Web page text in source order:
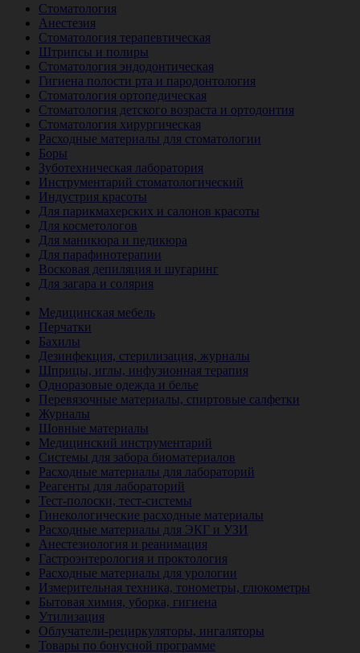
Стоматология
Анестезия
Стоматология терапевтическая
Штрипсы и полиры
Стоматология эндодонтическая
Гигиена полости рта и пародонтология
Стоматология ортопедическая
Стоматология детского возраста и ортодонтия
Стоматология хирургическая
Расходные материалы для стоматологии
Боры
Зуботехническая лаборатория
Инструментарий стоматологический
Индустрия красоты
Для парикмахерских и салонов красоты
Для косметологов
Для маникюра и педикюра
Для парафинотерапии
Восковая депиляция и шугаринг
Для загара и солярия
Медицинская мебель
Перчатки
Бахилы
Дезинфекция, стерилизация, журналы
Шприцы, иглы, инфузионная терапия
Одноразовые одежда и белье
Перевязочные материалы, спиртовые салфетки
Журналы
Шовные материалы
Медицинский инструментарий
Системы для забора биоматериалов
Расходные материалы для лабораторий
Реагенты для лабораторий
Тест-полоски, тест-системы
Гинекологические расходные материалы
Расходные материалы для ЭКГ и УЗИ
Анестезиология и реанимация
Гастроэнтерология и проктология
Расходные материалы для урологии
Измерительная техника, тонометры, глюкометры
Бытовая химия, уборка, гигиена
Утилизация
Облучатели-рециркуляторы, ингаляторы
Товары по бонусной программе